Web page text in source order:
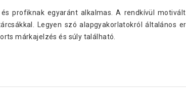
profiknak egyaránt alkalmas. A rendkívül
Legyen szó alapgyakorlatokról általános
márkajelzés és súly található.